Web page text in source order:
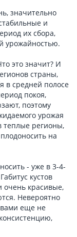
значительно
и
их сбора,
урожайностью.
это значит? И
страны,
в средней полосе
покоя,
поэтому
урожая
теплые регионы,
на
- уже в 3-4-
кустов
очень красивые,
Невероятно
вами еще не